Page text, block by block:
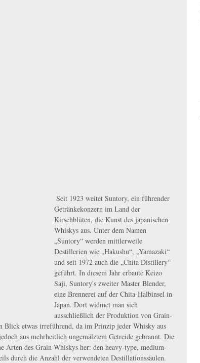
Getränkekonzern im Land der
Kirschblüten, die Kunst des japanischen
Whiskys aus. Unter dem Namen
„Suntory“ werden mittlerweile
Destillerien wie „Hakushu“, „Yamazaki“
und seit 1972 auch die „Chita Distillery“
geführt. In diesem Jahr erbaute Keizo
Saji, Suntory's zweiter Master Blender,
eine Brennerei auf der Chita-Halbinsel in
Japan. Dort widmet man sich
ausschließlich der Produktion von Grain-
Blick etwas irreführend, da im Prinzip jeder Whisky aus
aus mehrheitlich ungemälztem Getreide gebrannt. Die
Arten des Grain-Whiskys her: den heavy-type, medium-
durch die Anzahl der verwendeten Destillationssäulen.